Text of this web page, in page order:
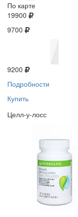
По карте
19900
9700
9200
Подробности
Купить
Целл-у-лосс